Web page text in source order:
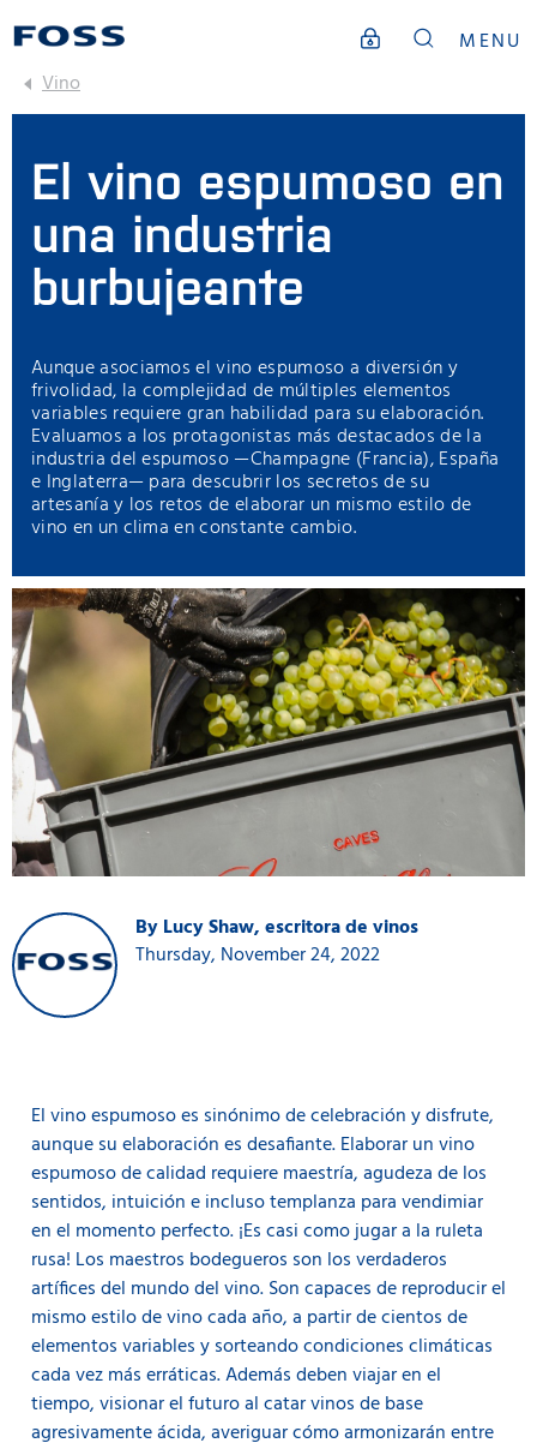
MENU
Vino
El vino espumoso en
una industria
burbujeante
Aunque asociamos el vino espumoso a diversión y
frivolidad, la complejidad de múltiples elementos
variables requiere gran habilidad para su elaboración.
Evaluamos a los protagonistas más destacados de la
industria del espumoso —Champagne (Francia), España
e Inglaterra— para descubrir los secretos de su
artesanía y los retos de elaborar un mismo estilo de
vino en un clima en constante cambio.
By Lucy Shaw, escritora de vinos
Thursday, November 24, 2022
El vino espumoso es sinónimo de celebración y disfrute,
aunque su elaboración es desafiante. Elaborar un vino
espumoso de calidad requiere maestría, agudeza de los
sentidos, intuición e incluso templanza para vendimiar
en el momento perfecto. ¡Es casi como jugar a la ruleta
rusa! Los maestros bodegueros son los verdaderos
artífices del mundo del vino. Son capaces de reproducir el
mismo estilo de vino cada año, a partir de cientos de
elementos variables y sorteando condiciones climáticas
cada vez más erráticas. Además deben viajar en el
tiempo, visionar el futuro al catar vinos de base
agresivamente ácida, averiguar cómo armonizarán entre